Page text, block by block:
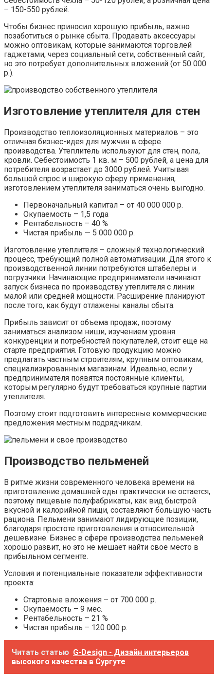
– 150-550 рублей.
Чтобы бизнес приносил хорошую прибыль, важно
позаботиться о рынке сбыта. Продавать аксессуары
можно оптовикам, которые занимаются торговлей
гаджетами, через социальный сети, собственный сайт,
но это потребует дополнительных вложений (от 50 000
р.).
Изготовление утеплителя для стен
Производство теплоизоляционных материалов – это
отличная бизнес-идея для мужчин в сфере
производства. Утеплитель используют для стен, пола,
кровли. Себестоимость 1 кв. м – 500 рублей, а цена для
потребителя возрастает до 3000 рублей. Учитывая
большой спрос и широкую сферу применения,
изготовлением утеплителя заниматься очень выгодно.
Первоначальный капитал – от 40 000 000 р.
Окупаемость – 1,5 года
Рентабельность – 40 %
Чистая прибыль — 5 000 000 р.
Изготовление утеплителя – сложный технологический
процесс, требующий полной автоматизации. Для этого к
производственной линии потребуются штабелеры и
погрузчики. Начинающие предприниматели начинают
запуск бизнеса по производству утеплителя с линии
малой или средней мощности. Расширение планируют
после того, как будут отлажены каналы сбыта.
Прибыль зависит от объема продаж, поэтому
заниматься анализом ниши, изучением уровня
конкуренции и потребностей покупателей, стоит еще на
старте предприятия. Готовую продукцию можно
предлагать частным строителям, крупным оптовикам,
специализированным магазинам. Идеально, если у
предпринимателя появятся постоянные клиенты,
которым регулярно будут требоваться крупные партии
утеплителя.
Поэтому стоит подготовить интересные коммерческие
предложения местным подрядчикам.
Производство пельменей
В ритме жизни современного человека времени на
приготовление домашней еды практически не остается,
поэтому пищевые полуфабрикаты, как вид быстрой
вкусной и калорийной пищи, составляют большую часть
рациона. Пельмени занимают лидирующие позиции,
благодаря простоте приготовления и относительной
дешевизне. Бизнес в сфере производства пельменей
хорошо развит, но это не мешает найти свое место в
прибыльном сегменте.
Условия и потенциальные показатели эффективности
проекта:
Стартовые вложения – от 700 000 р.
Окупаемость – 9 мес.
Рентабельность – 21 %
Чистая прибыль – 120 000 р.
Читать статью G-Design - Дизайн интерьеров
высокого качества в Сургуте